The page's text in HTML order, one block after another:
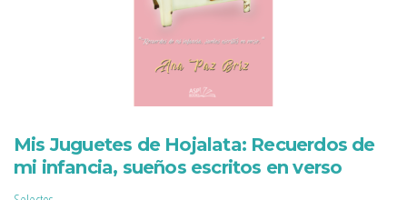
Mis Juguetes de Hojalata: Recuerdos de
mi infancia, sueños escritos en verso